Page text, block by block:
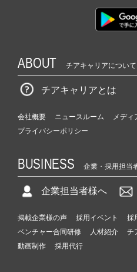
ABOUT チアキャリアについて
チアキャリアとは
会社概要 ニュースルーム
メディ
プライバシーポリシー
BUSINESS 企業・採用担当
企業担当者様へ
掲載企業様の声 採用イベント 採
ベンチャー合同研修
人材紹介 チ
動画制作
採用代行